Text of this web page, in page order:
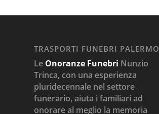
TRASPORTI FUNEBRI PALERMO
Le Onoranze Funebri Nunzio
Trinca, con una esperienza
pluridecennale nel settore
funerario, aiuta i familiari ad
onorare al meglio la memoria